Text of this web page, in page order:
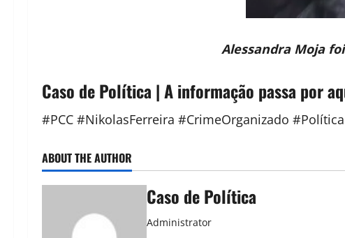
Alessandra Moja
Caso de Política | A informação passa por
#PCC #NikolasFerreira #CrimeOrganizado #Política
ABOUT THE AUTHOR
Caso de Política
Administrator